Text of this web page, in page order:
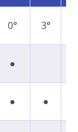
0° 3°
●
● ●